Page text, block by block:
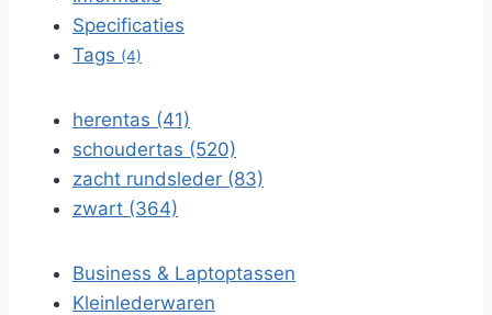
Specificaties
Tags (4)
herentas (41)
schoudertas (520)
zacht rundsleder (83)
zwart (364)
Business & Laptoptassen
Kleinlederwaren